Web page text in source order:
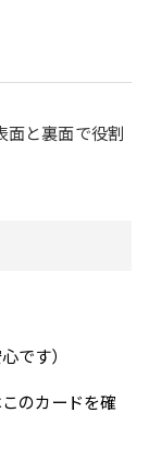
面と裏面で役割
です）
のカードを確